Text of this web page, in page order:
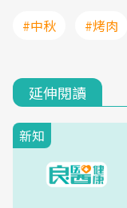
#中秋 #烤肉
延伸閱讀
新知